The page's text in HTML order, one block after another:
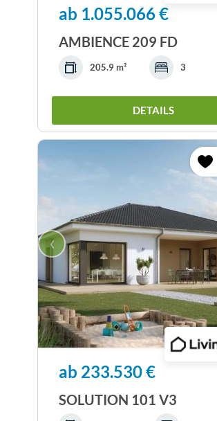
ab 1.055.066 €
AMBIENCE 209 FD
205.9 m² 3
DETAILS
‹
ab 233.530 €
SOLUTION 101 V3